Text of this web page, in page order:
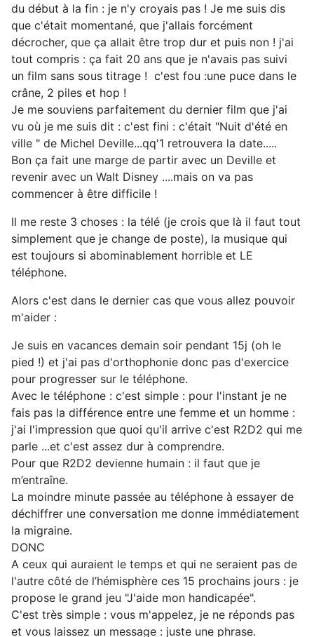
du début à la fin : je n'y croyais pas ! Je me suis dis
que c'était momentané, que j'allais forcément
décrocher, que ça allait être trop dur et puis non ! j'ai
tout compris : ça fait 20 ans que je n'avais pas suivi
un film sans sous titrage ! c'est fou :une puce dans le
crâne, 2 piles et hop !
Je me souviens parfaitement du dernier film que j'ai
vu où je me suis dit : c'est fini : c'était "Nuit d'été en
ville " de Michel Deville...qq'1 retrouvera la date.....
Bon ça fait une marge de partir avec un Deville et
revenir avec un Walt Disney ....mais on va pas
commencer à être difficile !
Il me reste 3 choses : la télé (je crois que là il faut tout
simplement que je change de poste), la musique qui
est toujours si abominablement horrible et LE
téléphone.
Alors c'est dans le dernier cas que vous allez pouvoir
m'aider :
Je suis en vacances demain soir pendant 15j (oh le
pied !) et j'ai pas d'orthophonie donc pas d'exercice
pour progresser sur le téléphone.
Avec le téléphone : c'est simple : pour l'instant je ne
fais pas la différence entre une femme et un homme :
j'ai l'impression que quoi qu'il arrive c'est R2D2 qui me
parle ...et c'est assez dur à comprendre.
Pour que R2D2 devienne humain : il faut que je
m’entraîne.
La moindre minute passée au téléphone à essayer de
déchiffrer une conversation me donne immédiatement
la migraine.
DONC
A ceux qui auraient le temps et qui ne seraient pas de
l'autre côté de l’hémisphère ces 15 prochains jours : je
propose le grand jeu "J'aide mon handicapée".
C'est très simple : vous m'appelez, je ne réponds pas
et vous laissez un message : juste une phrase.